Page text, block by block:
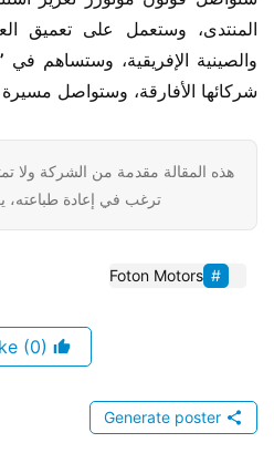
والصينية الإفريقية، وستساهم في ​
شركائها الأفارقة، وستواصل مسيرة
هذه المقالة مقدمة من الشركة ولا
ترغب في إعادة طباعته،
Foton Motors
(0)